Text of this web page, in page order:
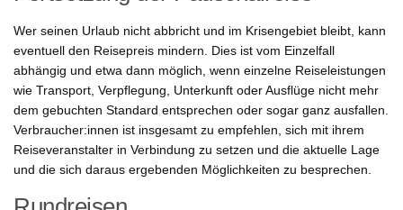
Wer seinen Urlaub nicht abbricht und im Krisengebiet bleibt, kann
eventuell den Reisepreis mindern. Dies ist vom Einzelfall
abhängig und etwa dann möglich, wenn einzelne Reiseleistungen
wie Transport, Verpflegung, Unterkunft oder Ausflüge nicht mehr
dem gebuchten Standard entsprechen oder sogar ganz ausfallen.
Verbraucher:innen ist insgesamt zu empfehlen, sich mit ihrem
Reiseveranstalter in Verbindung zu setzen und die aktuelle Lage
und die sich daraus ergebenden Möglichkeiten zu besprechen.